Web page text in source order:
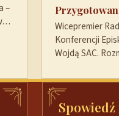
–
Wicepremier
Konferencji
Wojdą SAC.